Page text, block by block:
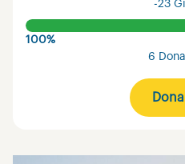
-23
100%
6